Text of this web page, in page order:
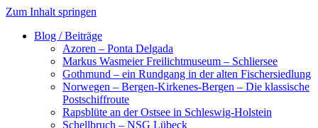
Zum Inhalt springen
Blog / Beiträge
Azoren – Ponta Delgada
Markus Wasmeier Freilichtmuseum – Schliersee
Gothmund – ein Rundgang in der alten Fischersiedlung
Norwegen – Bergen-Kirkenes-Bergen – Die klassische
Postschiffroute
Rapsblüte an der Ostsee in Schleswig-Holstein
Schellbruch – NSG Lübeck